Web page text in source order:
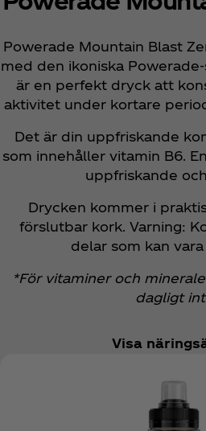
Powerade Mountain Blast
med den ikoniska
är en perfekt dryck att
aktivitet under kortare
Det är din uppfriskande
som innehåller vitamin B6.
uppfriskande
Drycken kommer i
förslutbar kork. Varning:
delar som kan
*För vitaminer och
dagligt
Visa